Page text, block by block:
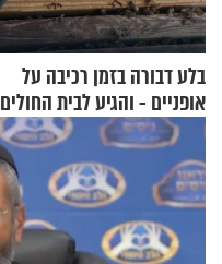
בלע דבורה בזמן רכיבה על
אופניים - והגיע לבית החולים
במצב מסכן חיים